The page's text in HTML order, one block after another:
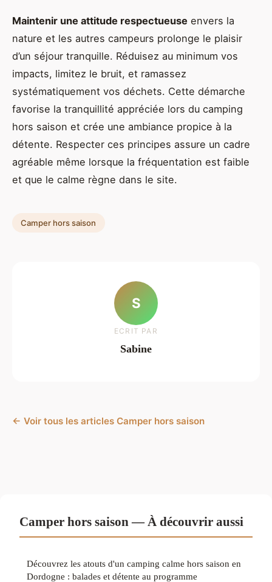
Maintenir une attitude respectueuse envers la
nature et les autres campeurs prolonge le plaisir
d’un séjour tranquille. Réduisez au minimum vos
impacts, limitez le bruit, et ramassez
systématiquement vos déchets. Cette démarche
favorise la tranquillité appréciée lors du camping
hors saison et crée une ambiance propice à la
détente. Respecter ces principes assure un cadre
agréable même lorsque la fréquentation est faible
et que le calme règne dans le site.
Camper hors saison
S
ECRIT PAR
Sabine
← Voir tous les articles Camper hors saison
Camper hors saison — À découvrir aussi
Découvrez les atouts d'un camping calme hors saison en
Dordogne : balades et détente au programme